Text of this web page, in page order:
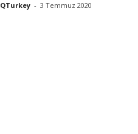
QTurkey - 3 Temmuz 2020